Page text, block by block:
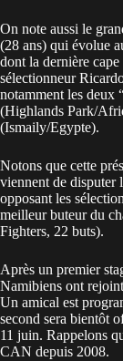
On note aussi le
(28 ans) qui évolue
dont la dernière
sélectionneur
notamment les deux
(Highlands Park/
(Ismaily/Egypte).
Notons que cette
viennent de disputer
opposant les
meilleur buteur du
Fighters, 22 buts).
Après un premier
Namibiens ont
Un amical est
second sera bientôt
11 juin. Rappelons
CAN depuis 2008.